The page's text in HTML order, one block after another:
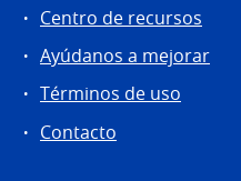
Centro de recursos
Ayúdanos a mejorar
Términos de uso
Contacto